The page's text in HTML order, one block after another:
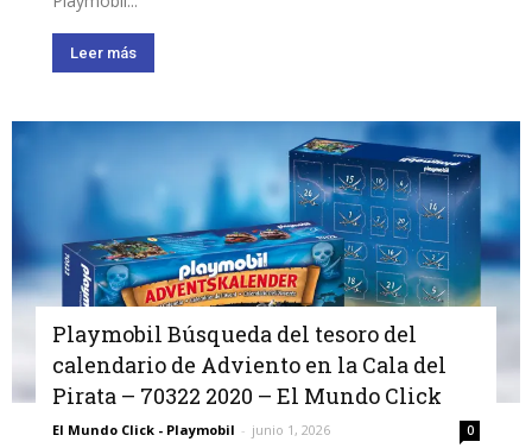
Leer más
Playmobil Búsqueda del tesoro del
calendario de Adviento en la Cala del
Pirata – 70322 2020 – El Mundo Click
El Mundo Click - Playmobil - junio 1, 2026 0